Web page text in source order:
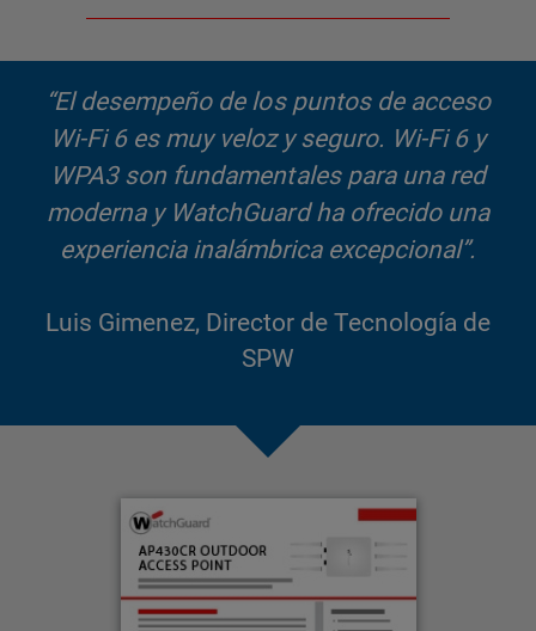
“El desempeño de los puntos de acceso
Wi-Fi 6 es muy veloz y seguro. Wi-Fi 6 y
WPA3 son fundamentales para una red
moderna y WatchGuard ha ofrecido una
experiencia inalámbrica excepcional”.
Luis Gimenez, Director de Tecnología de
SPW